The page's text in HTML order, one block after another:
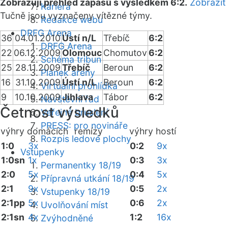
Kariéra
Redakce webu
DRFG Arena
DRFG Arena
Schéma tribun
Plánek areny
Virtuální prohlídka
Návštěvní řád
Veřejné bruslení
PRESS: pro novináře
Rozpis ledové plochy
Vstupenky
Permanentky 18/19
Přípravná utkání 18/19
Vstupenky 18/19
Uvolňování míst
Zvýhodněné
Zobrazuji přehled zápasů s výsledkem 6:2. Zobrazit
Tučně jsou vyznačeny vítězné týmy.
36 04.01.2010Ústí n/L Třebíč
6:2
22 06.12.2009OlomoucChomutov6:2
25 28.11.2009Třebíč Beroun
6:2
16 31.10.2009Ústí n/L Beroun
6:2
9
10.10.2009Jihlava Tábor 6:2
Četnost výsledků
výhry domácích remízyvýhry hostí
1:0
3x
1:0sn 1x
2:0
5x
2:1
9x
2:1pp 5x
2:1sn 4x
0:2
9x
0:3
3x
0:4
5x
0:5
2x
0:6
2x
1:2
16x